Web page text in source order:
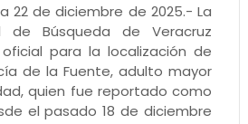
a 22 de diciembre de 2025.- La
de Búsqueda de Veracruz
para la localización de
de la Fuente, adulto mayor
quien fue reportado como
el pasado 18 de diciembre